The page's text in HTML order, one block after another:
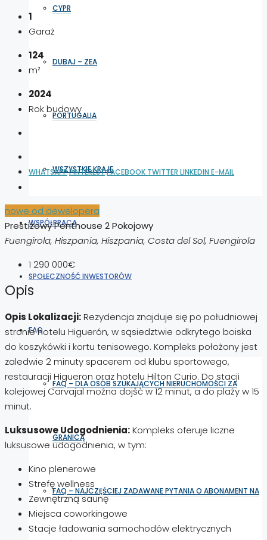
CYPR
DUBAJ – ZEA
PORTUGALIA
WSZYSTKIE KRAJE
WSPÓŁPRACA
SPOŁECZNOŚĆ INWESTORÓW
FAQ
FAQ – DLA OSÓB SZUKAJĄCYCH NIERUCHOMOŚCI ZA
GRANICĄ
FAQ – NAJCZĘŚCIEJ ZADAWANE PYTANIA O ABONAMENT NA
1
Garaż
124
m²
2024
Rok budowy
WHATSAPPPINTERESTFACEBOOK TWITTER LINKEDIN E-MAIL
nowe od dewelopera
Prestiżowy Penthouse 2 Pokojowy
Fuengirola, Hiszpania, Hiszpania, Costa del Sol, Fuengirola
1 290 000€
Opis
Opis Lokalizacji:Rezydencja znajduje się po południowej
stronie hotelu Higuerón, w sąsiedztwie odkrytego boiska
do koszykówki i kortu tenisowego. Kompleks położony jest
zaledwie 2 minuty spacerem od klubu sportowego,
restauracji Higueron oraz hotelu Hilton Curio. Do stacji
kolejowej Carvajal można dojść w 12 minut, a do plaży w 15
minut.
Luksusowe Udogodnienia:Kompleks oferuje liczne
luksusowe udogodnienia, w tym:
Kino plenerowe
Strefę wellness
Zewnętrzną saunę
Miejsca coworkingowe
Stacje ładowania samochodów elektrycznych